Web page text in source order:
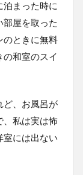
まった時に
屋を取った
のときに無料
和室のスイ
ど、お風呂が
、私は実は怖
室には出ない